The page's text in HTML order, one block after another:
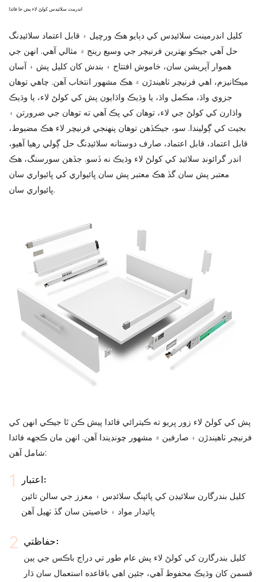
انڊرمٽ سلائيڊس کولڻ لاء پش جا فائدا
کليل انڊرمينٽ سلائيڊس کي دٻايو هڪ ورڇيل ۽ قابل اعتماد سلائيڊنگ
حل آهي جيڪو بهترين فرنيچر جي وسيع رينج ۾ مثالي آهي. انهن جي
هموار آپريشن سان، خاموش افتتاح ۽ بندش کان کليل پش ۽ آسان
ميڪانيزم، اهي فرنيچر ٺاهيندڙن ۾ هڪ مشهور انتخاب آهن. چاهي توهان
جزوي واڌ، مڪمل واڌ، يا وڌيڪ واڌايون پش کي کولڻ لاء، يا وڌيڪ
واڌارن کي کولڻ جي لاء، توهان کي پڪ آهي ته توهان جي ضرورتن ۽
بجيٽ کي ڳوليندا. سو، جيڪڏهن توهان پنهنجي فرنيچر لاء هڪ مضبوط،
قابل اعتماد، قابل اعتماد، صارف دوستانه سلائيڊنگ حل ڳولي رهيا آهيو،
انڊر گرائونڊ سلائيڊ کي کولڻ لاء وڌيڪ نه ڏسو. جڏهن سورسنگ، هڪ
معتبر پش سان گڏ هڪ معتبر پش سان ڀائيواري کي ڀائيواري سان
ڀائيواري سان.
پش کي کولڻ لاء زور ڀريو ته ڪيترائي فائدا پيش ڪن ٿا جيڪي انهن کي
فرنيچر ٺاهيندڙن ۽ صارفين ۾ مشهور چونڊيندا آهن. انهن مان ڪجهه فائدا
شامل آهن:
اعتبار:
کليل بندرگارن سلائيڊن کي پائپنگ سلائڊس ۽ معزز جي سالن تائين
پائيدار مواد ۽ خاصيتن سان گڏ ٺهيل آهن
حفاظتي:
کليل بندرگارن کي کولڻ لاء پش عام طور تي دراج باڪس جي ٻين
قسمن کان وڌيڪ محفوظ آهي، جئين اهي باقاعده استعمال سان ڌار